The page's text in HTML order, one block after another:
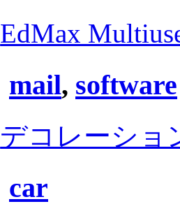
EdMax
mail, software
デコレーショ
car